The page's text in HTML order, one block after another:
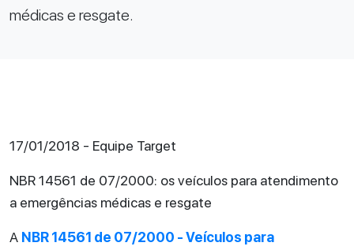
médicas e resgate.
17/01/2018 - Equipe Target
NBR 14561 de 07/2000: os veículos para atendimento
a emergências médicas e resgate
A NBR 14561 de 07/2000 - Veículos para